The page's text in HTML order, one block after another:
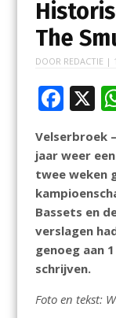
The
DOOR REDACTIE |
F
ac
e
b
o
o
k
X
Velserbroek
jaar weer
twee weken
Bassets en
verslagen
genoeg aan
schrijven.
Foto en tekst: